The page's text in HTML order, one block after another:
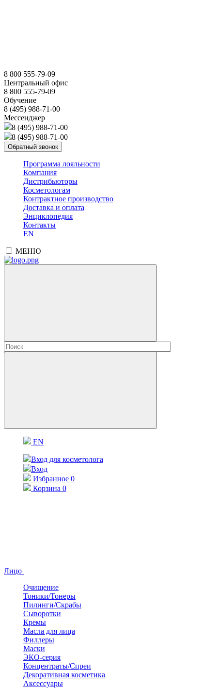
8 800 555-79-09
Центральный офис
8 800 555-79-09
Обучение
8 (495) 988-71-00
Мессенджер
8 (495) 988-71-00
8 (495) 988-71-00
Обратный звонок
Программа лояльности
Компания
Дистрибьюторы
Косметологам
Контрактное производство
Доставка и оплата
Энциклопедия
Контакты
EN
МЕНЮ
EN
Вход для косметолога
Вход
Избранное 0
Корзина 0
Лицо
Очищение
Тоники/Тонеры
Пилинги/Скрабы
Сыворотки
Кремы
Масла для лица
Филлеры
Маски
ЭКО-серия
Концентраты/Спреи
Декоративная косметика
Аксессуары